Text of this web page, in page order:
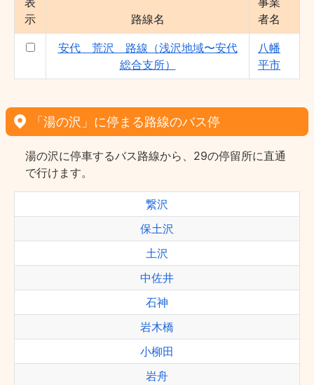
示
路線名
者名
安代 荒沢 路線（浅沢地域〜安代
総合支所）
八幡
平市
「湯の沢」に停まる路線のバス停
湯の沢に停車するバス路線から、29の停留所に直通
で行けます。
繋沢
保土沢
土沢
中佐井
石神
岩木橋
小柳田
岩舟